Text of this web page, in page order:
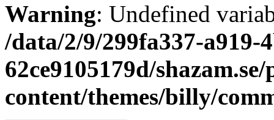
Warning: Undefined
/data/2/9/299fa337-a919-
62ce9105179d/
content/themes/billy/